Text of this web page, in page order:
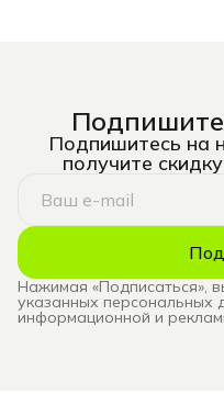
Подпишитесь на
получите
Нажимая «Подписаться»,
указанных персональных
информационной и